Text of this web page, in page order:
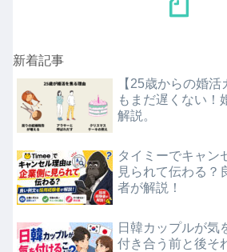
新着記事
【25歳からの婚
もまだ遅くない！
解説。
タイミーでキャン
見られて伝わる？
者が解説！
日韓カップルが気
付き合う前と後そ